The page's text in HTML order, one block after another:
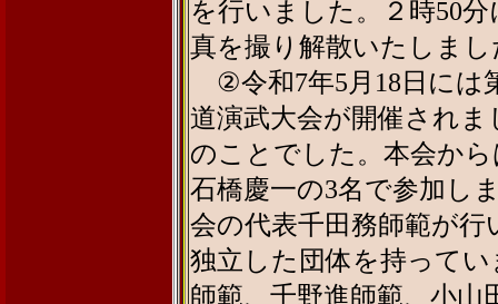
を行いました。２時50
真を撮り解散いたしまし
②令和7年5月18日には
道演武大会が開催されま
のことでした。本会か
石橋慶一の3名で参加し
会の代表千田務師範が
独立した団体を持って
師範、千野進師範、小